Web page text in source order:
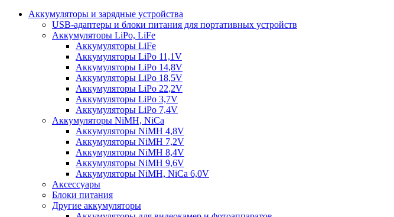
Аккумуляторы и зарядные устройства
USB-адаптеры и блоки питания для портативных устройств
Аккумуляторы LiPo, LiFe
Аккумуляторы LiFe
Аккумуляторы LiPo 11,1V
Аккумуляторы LiPo 14,8V
Аккумуляторы LiPo 18,5V
Аккумуляторы LiPo 22,2V
Аккумуляторы LiPo 3,7V
Аккумуляторы LiPo 7,4V
Аккумуляторы NiMH, NiCa
Аккумуляторы NiMH 4,8V
Аккумуляторы NiMH 7,2V
Аккумуляторы NiMH 8,4V
Аккумуляторы NiMH 9,6V
Аккумуляторы NiMH, NiCa 6,0V
Аксессуары
Блоки питания
Другие аккумуляторы